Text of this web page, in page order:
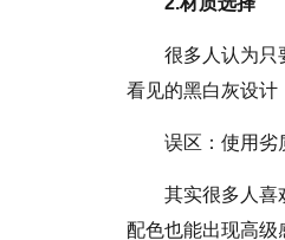
很多人认为只
看见的黑白灰设计
误区：使用劣
其实很多人喜
配色也能出现高级